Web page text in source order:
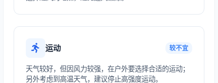
运动 较不宜
天气较好，但因风力较强，在户外要选择合适的运动；
另外考虑到高温天气，建议停止高强度运动。